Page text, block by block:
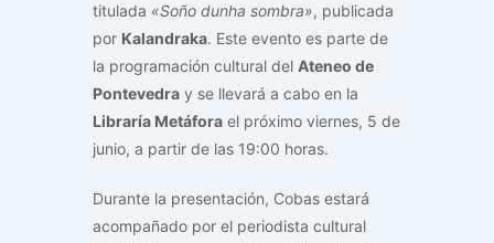
titulada «Soño dunha sombra», publicada
por Kalandraka. Este evento es parte de
la programación cultural del Ateneo de
Pontevedra y se llevará a cabo en la
Libraría Metáfora el próximo viernes, 5 de
junio, a partir de las 19:00 horas.
Durante la presentación, Cobas estará
acompañado por el periodista cultural